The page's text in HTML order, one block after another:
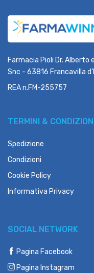
Farmacia Pioli Dr. Alberto
Snc - 63816 Francavilla
REA n.FM-255757
TERMINI &
Spedizione
Condizioni
Cookie Policy
Informativa Privacy
SOCIAL NETWORK
Pagina Facebook
Pagina Instagram